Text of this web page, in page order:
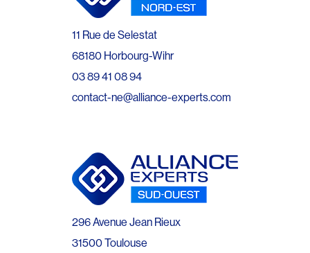
11 Rue de Selestat
68180 Horbourg-Wihr
03 89 41 08 94
contact-ne@alliance-experts.com
296 Avenue Jean Rieux
31500 Toulouse